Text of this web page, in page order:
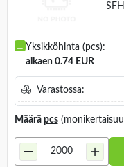
Yksikköhinta (pcs):
alkaen 0.74 EUR
Varastossa:
Määrä pcs